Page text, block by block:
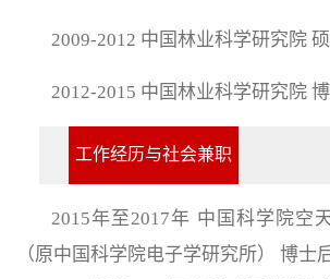
2009-2012 中国林业科学研究院
2012-2015 中国林业科学研究院
工作经历与社会兼职
2015年至2017年 中国科学院空
（原中国科学院电子学研究所） 博士